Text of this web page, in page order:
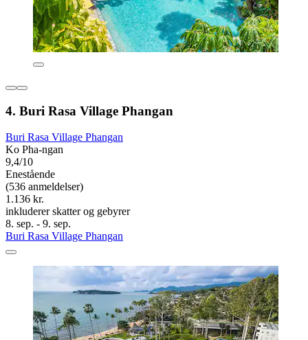
4. Buri Rasa Village Phangan
Buri Rasa Village Phangan
Ko Pha-ngan
9,4/10
Enestående
(536 anmeldelser)
1.136 kr.
inkluderer skatter og gebyrer
8. sep. - 9. sep.
Buri Rasa Village Phangan